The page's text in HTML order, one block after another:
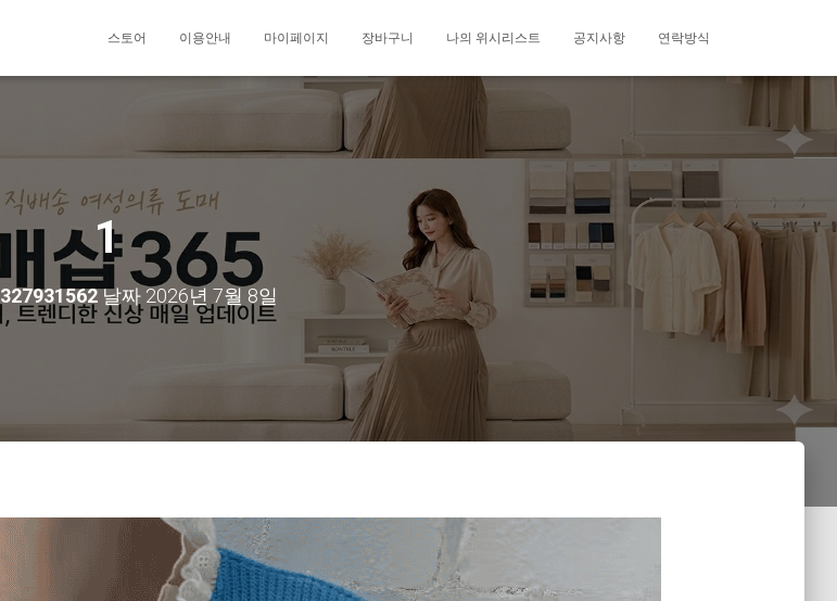
스토어 이용안내 마이페이지 장바구니 나의 위시리스트 공지사항 연락방식
1
327931562날짜 2026년 7월 8일